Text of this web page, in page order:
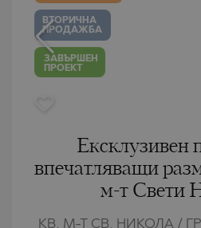
ВТОРИЧНА
ПРОДАЖБА
ЗАВЪРШЕН
ПРОЕКТ
Ексклузивен
впечатляващи
м-т Свети
КВ. М-Т СВ. НИКОЛА /